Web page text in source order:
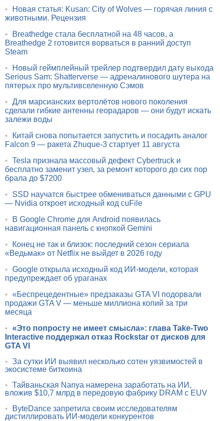
•
Новая статья: Kusan: City of Wolves — горячая линия с
животными. Рецензия
•
Breathedge стала бесплатной на 48 часов, а
Breathedge 2 готовится ворваться в ранний доступ
Steam
•
Новый геймплейный трейлер подтвердил дату выхода
Serious Sam: Shatterverse — адреналинового шутера на
пятерых про мультивселенную Сэмов
• Для марсианских вертолётов нового поколения
сделали гибкие антенны георадаров — они будут искать
залежи воды
•
Китай снова попытается запустить и посадить аналог
Falcon 9 — ракета Zhuque-3 стартует 11 августа
• Tesla признала массовый дефект Cybertruck и
бесплатно заменит узел, за ремонт которого до сих пор
брала до $7200
•
SSD научатся быстрее обмениваться данными с GPU
— Nvidia откроет исходный код cuFile
•
В Google Chrome для Android появилась
навигационная панель с кнопкой Gemini
•
Конец не так и близок: последний сезон сериала
«Ведьмак» от Netflix не выйдет в 2026 году
• Google открыла исходный код ИИ-модели, которая
предупреждает об ураганах
• «Беспрецедентные» предзаказы GTA VI подорвали
продажи GTA V — меньше миллиона копий за три
месяца
• «Это попросту не имеет смысла»: глава Take-Two
Interactive поддержал отказ Rockstar от дисков для
GTA VI
• За сутки ИИ выявил несколько сотен уязвимостей в
экосистеме биткоина
• Тайваньская Nanya намерена заработать на ИИ,
вложив $10,7 млрд в передовую фабрику DRAM с EUV
•
ByteDance запретила своим исследователям
дистиллировать ИИ-модели конкурентов